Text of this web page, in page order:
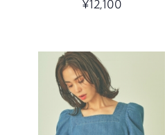
¥12,100